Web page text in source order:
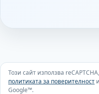
Този сайт използва
политиката за поверителност и
Google™.